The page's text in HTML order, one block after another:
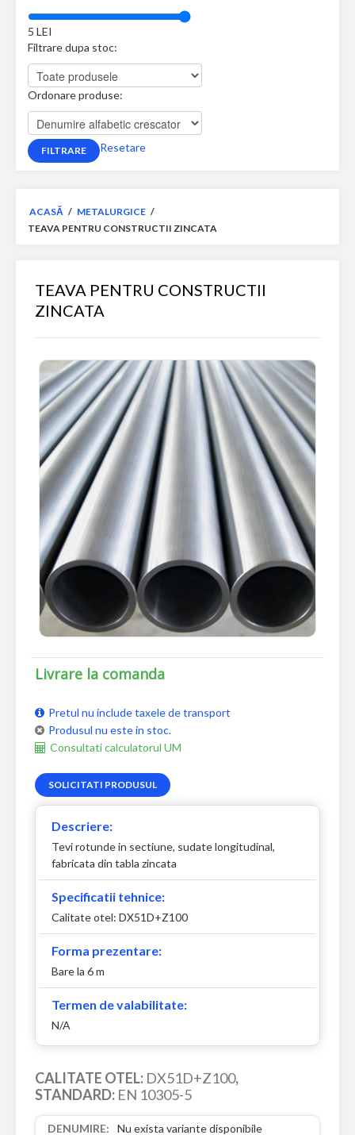
5 LEI
Filtrare dupa stoc:
Ordonare produse:
Resetare
ACASĂ / METALURGICE /
TEAVA PENTRU CONSTRUCTII ZINCATA
TEAVA PENTRU CONSTRUCTII
ZINCATA
Livrare la comanda
Pretul nu include taxele de transport
Produsul nu este in stoc.
Consultati calculatorul UM
SOLICITATI PRODUSUL
Descriere:
Tevi rotunde in sectiune, sudate longitudinal,
fabricata din tabla zincata
Specificatii tehnice:
Calitate otel: DX51D+Z100
Forma prezentare:
Bare la 6 m
Termen de valabilitate:
N/A
CALITATE OTEL: DX51D+Z100,
STANDARD: EN 10305-5
Nu exista variante disponibile